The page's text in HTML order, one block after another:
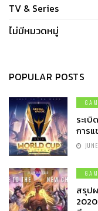
TV & Series
ไม่มีหมวดหมู่
POPULAR POSTS
ระเ
การแ
สรุป